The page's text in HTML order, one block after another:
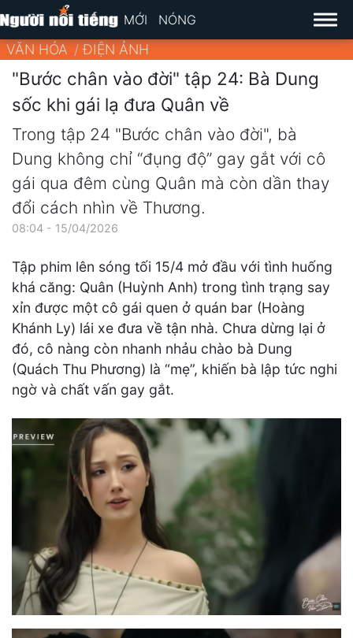
MỚI NÓNG
VĂN HÓA ĐIỆN ẢNH
"Bước chân vào đời" tập 24: Bà Dung
sốc khi gái lạ đưa Quân về
Trong tập 24 "Bước chân vào đời", bà
Dung không chỉ “đụng độ” gay gắt với cô
gái qua đêm cùng Quân mà còn dần thay
đổi cách nhìn về Thương.
08:04 - 15/04/2026
Tập phim lên sóng tối 15/4 mở đầu với tình huống
khá căng: Quân (Huỳnh Anh) trong tình trạng say
xỉn được một cô gái quen ở quán bar (Hoàng
Khánh Ly) lái xe đưa về tận nhà. Chưa dừng lại ở
đó, cô nàng còn nhanh nhảu chào bà Dung
(Quách Thu Phương) là “mẹ”, khiến bà lập tức nghi
ngờ và chất vấn gay gắt.